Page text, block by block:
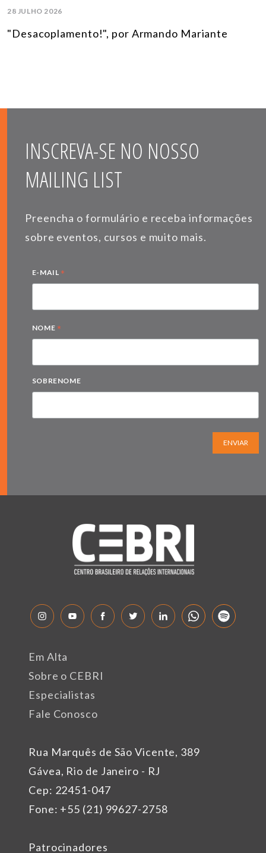
28 JULHO 2026
"Desacoplamento!", por Armando Mariante
INSCREVA-SE NO NOSSO
MAILING LIST
Preencha o formulário e receba informações
sobre eventos, cursos e muito mais.
E-MAIL *
NOME *
SOBRENOME
ENVIAR
Rua Marquês de São Vicente, 389
Gávea, Rio de Janeiro - RJ
Cep: 22451-047
Fone: +55 (21) 99627-2758
Em Alta
Sobre o CEBRI
Especialistas
Fale Conosco
Patrocinadores